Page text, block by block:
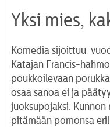
Yksi mies,
Komedia sijoittuu
Katajan Francis-
poukkoilevaan
osaa sanoa ei ja
juoksupojaksi. Kunnon
pitämään pomonsa